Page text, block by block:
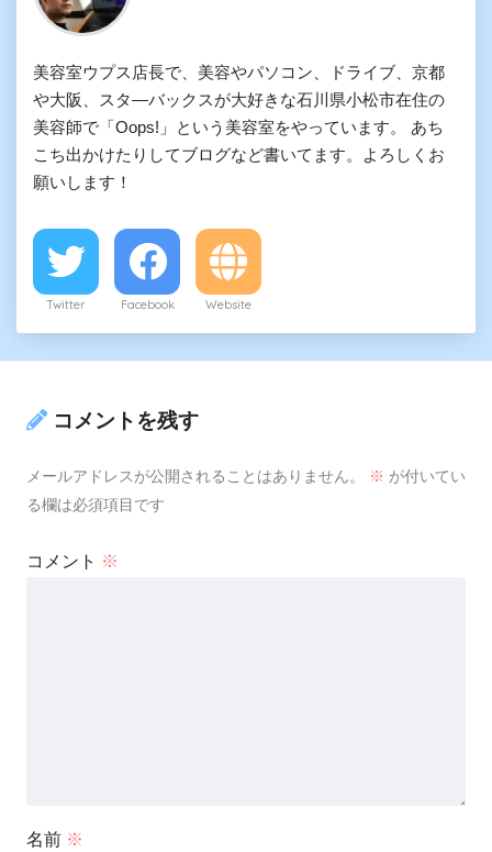
美容室ウプス店長で、美容やパソコン、ドライブ、京都
や大阪、スタ―バックスが大好きな石川県小松市在住の
美容師で「Oops!」という美容室をやっています。 あち
こち出かけたりしてブログなど書いてます。よろしくお
願いします！
Twitter Facebook Website
コメントを残す
メールアドレスが公開されることはありません。 ※ が付いてい
る欄は必須項目です
コメント ※
名前 ※